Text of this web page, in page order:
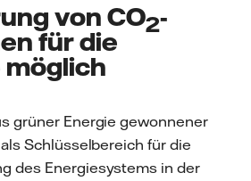
von CO2-
für die
grüner Energie gewonnener
Schlüsselbereich für die
des Energiesystems in der